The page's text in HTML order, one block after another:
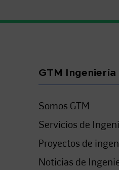
GTM Ingeniería
Somos GTM
Servicios de
Proyectos de
Noticias de